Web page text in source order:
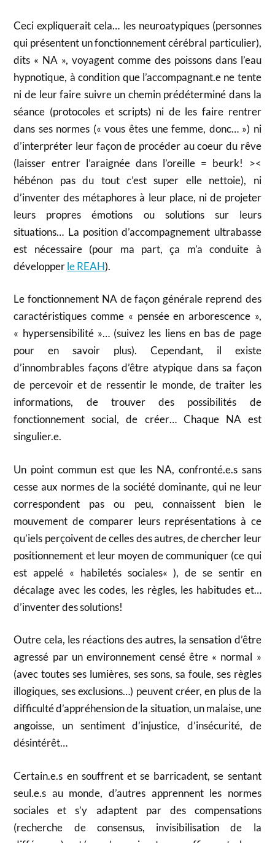
Ceci expliquerait cela… les neuroatypiques (personnes
qui présentent un fonctionnement cérébral particulier),
dits « NA », voyagent comme des poissons dans l’eau
hypnotique, à condition que l’accompagnant.e ne tente
ni de leur faire suivre un chemin prédéterminé dans la
séance (protocoles et scripts) ni de les faire rentrer
dans ses normes (« vous êtes une femme, donc… ») ni
d’interpréter leur façon de procéder au coeur du rêve
(laisser entrer l’araignée dans l’oreille = beurk! ><
hébénon pas du tout c’est super elle nettoie), ni
d’inventer des métaphores à leur place, ni de projeter
leurs propres émotions ou solutions sur leurs
situations… La position d’accompagnement ultrabasse
est nécessaire (pour ma part, ça m’a conduite à
développerle REAH).
Le fonctionnement NA de façon générale reprend des
caractéristiques comme « pensée en arborescence »,
« hypersensibilité »… (suivez les liens en bas de page
pour en savoir plus). Cependant, il existe
d’innombrables façons d’être atypique dans sa façon
de percevoir et de ressentir le monde, de traiter les
informations, de trouver des possibilités de
fonctionnement social, de créer… Chaque NA est
singulier.e.
Un point commun est que les NA, confronté.e.s sans
cesse aux normes de la société dominante, qui ne leur
correspondent pas ou peu, connaissent bien le
mouvement de comparer leurs représentations à ce
qu’iels perçoivent de celles des autres, de chercher leur
positionnement et leur moyen de communiquer (ce qui
est appelé « habiletés sociales« ), de se sentir en
décalage avec les codes, les règles, les habitudes et…
d’inventer des solutions!
Outre cela, les réactions des autres, la sensation d’être
agressé par un environnement censé être « normal »
(avec toutes ses lumières, ses sons, sa foule, ses règles
illogiques, ses exclusions…) peuvent créer, en plus de la
difficulté d’appréhension de la situation, un malaise, une
angoisse, un sentiment d’injustice, d’insécurité, de
désintérêt…
Certain.e.s en souffrent et se barricadent, se sentant
seul.e.s au monde, d’autres apprennent les normes
sociales et s’y adaptent par des compensations
(recherche de consensus, invisibilisation de la